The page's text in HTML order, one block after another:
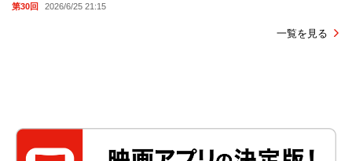
第30回 2026/6/25 21:15
一覧を見る